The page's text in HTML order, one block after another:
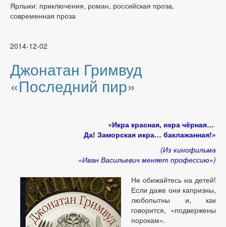
Ярлыки: приключения, роман, российская проза,
современная проза
2014-12-02
Джонатан Гримвуд
«Последний пир»
«Икра красная, икра чёрная…
Да! Заморская икра… баклажанная!»
(Из кинофильма
«Иван Васильевич меняет профессию»)
Не обижайтесь на детей!
Если даже они капризны,
любопытны и, как
говорится, «подвержены
порокам».